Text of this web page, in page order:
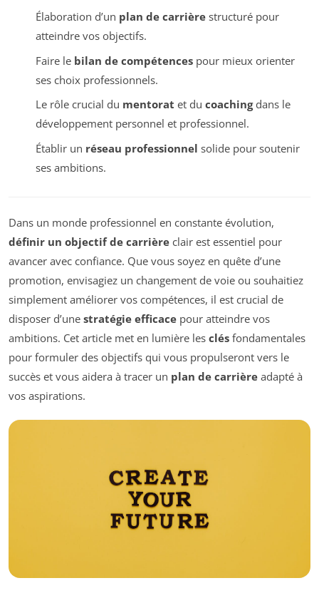
Élaboration d’un plan de carrièrestructuré pour
atteindre vos objectifs.
Faire le bilan de compétencespour mieux orienter
ses choix professionnels.
Le rôle crucial du mentorat et du coachingdans le
développement personnel et professionnel.
Établir un réseau professionnel solide pour soutenir
ses ambitions.
Dans un monde professionnel en constante évolution,
définir un objectif de carrière clair est essentiel pour
avancer avec confiance. Que vous soyez en quête d’une
promotion, envisagiez un changement de voie ou souhaitiez
simplement améliorer vos compétences, il est crucial de
disposer d’une stratégie efficace pour atteindre vos
ambitions. Cet article met en lumière les clés fondamentales
pour formuler des objectifs qui vous propulseront vers le
succès et vous aidera à tracer un plan de carrière adapté à
vos aspirations.